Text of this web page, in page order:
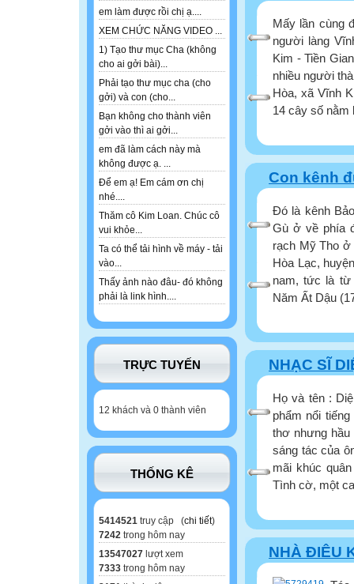
em làm được rồi chị ạ....
XEM CHỨC NĂNG VIDEO ...
1) Tạo thư mục Cha (không
cho ai gởi bài)...
Phải tạo thư mục cha (cho
gởi) và con (cho...
Bạn không cho thành viên
gởi vào thì ai gởi...
em đã làm cách này mà
không được ạ. ...
Để em ạ! Em cám ơn chị
nhé....
Thăm cô Kim Loan. Chúc cô
vui khỏe...
Ta có thể tải hình về máy - tải
vào...
Thấy ảnh nào đâu- đó không
phải là link hình....
TRỰC TUYẾN
12 khách và 0 thành viên
THỐNG KÊ
5414521 truy cập (chi tiết)
7242 trong hôm nay
13547027 lượt xem
7333 trong hôm nay
Mấy lần cùng
người làng
Kim - Tiền
nhiều người
Hòa, xã Vĩnh
14 cây số
Con kênh
Đó là kênh
Gù ở về phía
rạch Mỹ Tho
Hòa Lạc,
nam, tức là từ
Năm Ất Dậu
NHẠC SĨ
Họ và tên :
phẩm nổi
thơ nhưng
sáng tác của
mãi khúc
Tình cờ, một
NHÀ ĐIÊU